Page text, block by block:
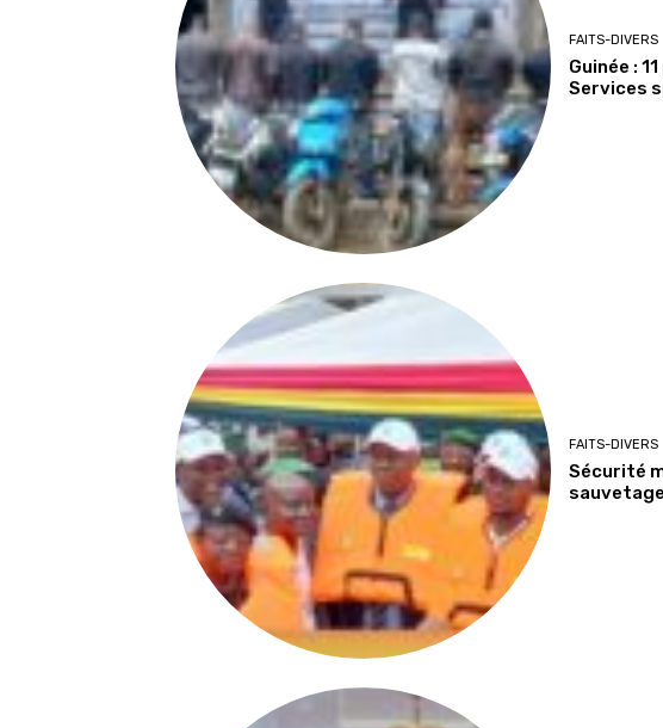
FAITS-DIVERS
Guinée :
Services
FAITS-DIVERS
Sécurité